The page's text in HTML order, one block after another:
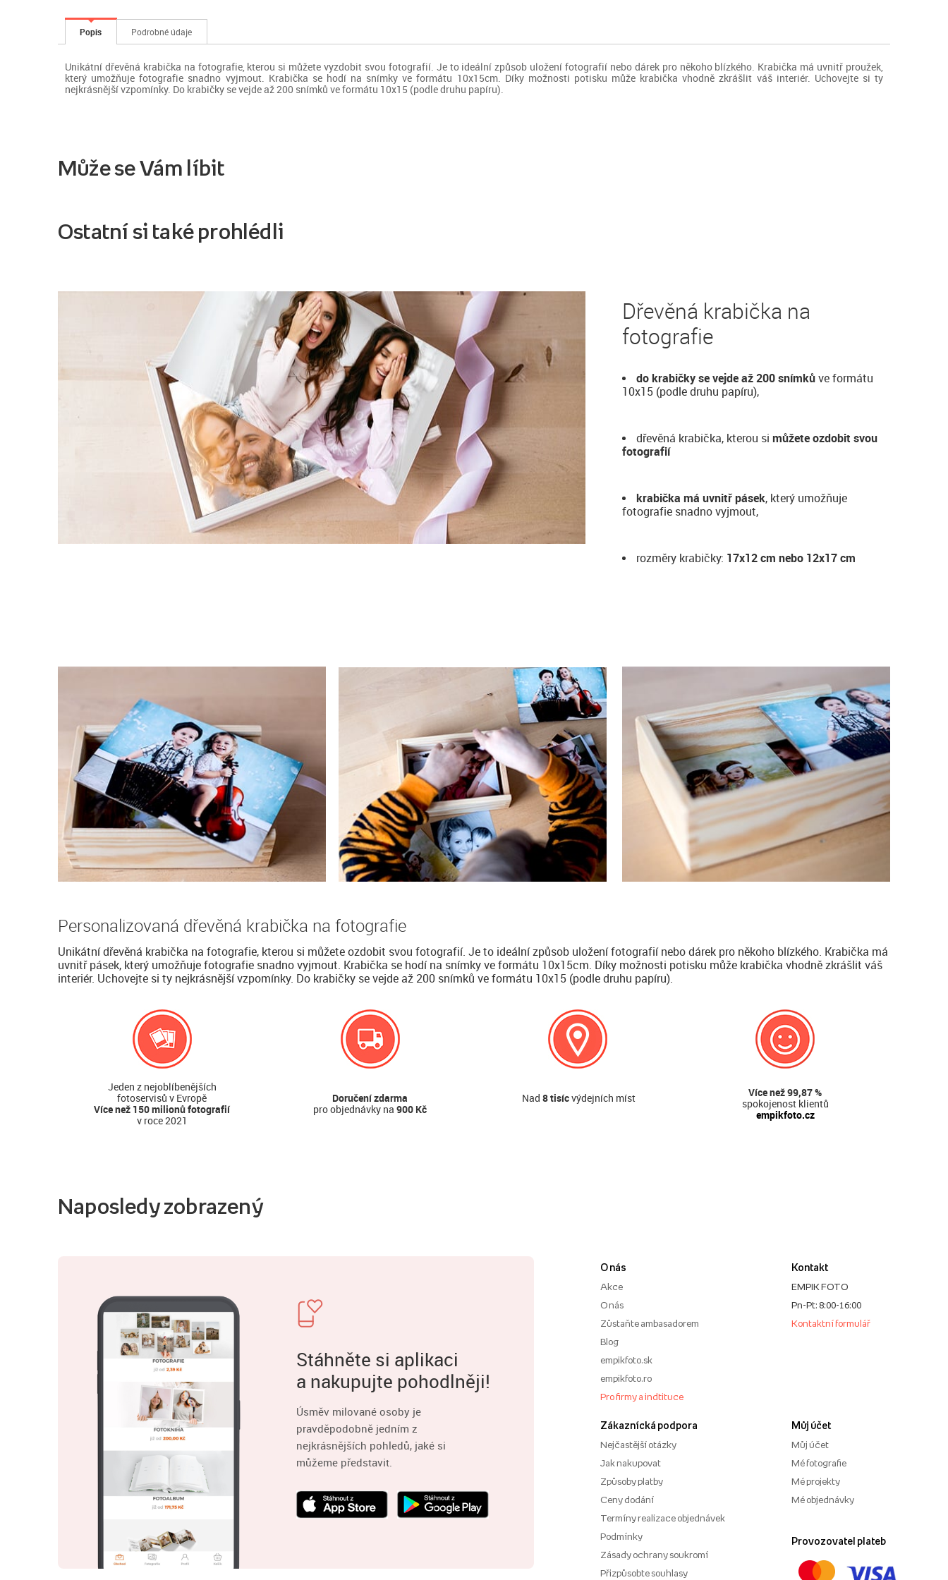
Popis Podrobné údaje
Unikátní dřevěná krabička na fotografie, kterou si můžete vyzdobit svou fotografií. Je to ideální způsob uložení fotografií nebo dárek pro někoho blízkého. Krabička má uvnitř proužek,
který umožňuje fotografie snadno vyjmout. Krabička se hodí na snímky ve formátu 10x15cm. Díky možnosti potisku může krabička vhodně zkrášlit váš interiér. Uchovejte si ty
nejkrásnější vzpomínky. Do krabičky se vejde až 200 snímků ve formátu 10x15 (podle druhu papíru).
Může se Vám líbit
Ostatní si také prohlédli
Dřevěná krabička na
fotografie
do krabičky se vejde až 200 snímkůve formátu
10x15 (podle druhu papíru),
dřevěná krabička, kterou si můžete ozdobit svou
fotografií
krabička má uvnitř pásek, který umožňuje
fotografie snadno vyjmout,
rozměry krabičky: 17x12 cm nebo 12x17 cm
Personalizovaná dřevěná krabička na fotografie
Unikátní dřevěná krabička na fotografie, kterou si můžete ozdobit svou fotografií. Je to ideální způsob uložení fotografií nebo dárek pro někoho blízkého. Krabička má
uvnitř pásek, který umožňuje fotografie snadno vyjmout. Krabička se hodí na snímky ve formátu 10x15cm. Díky možnosti potisku může krabička vhodně zkrášlit váš
interiér. Uchovejte si ty nejkrásnější vzpomínky. Do krabičky se vejde až 200 snímků ve formátu 10x15 (podle druhu papíru).
Jeden z nejoblíbenějších
fotoservisů v Evropě
Více než 150 milionů fotografií
v roce 2021
Doručení zdarma
pro objednávky na 900 Kč
Nad 8 tisícvýdejních míst
Více než 99,87 %
spokojenost klientů
empikfoto.cz
Naposledy zobrazený
Stáhněte si aplikaci
a nakupujte pohodlněji!
Úsměv milované osoby je
pravděpodobně jedním z
nejkrásnějších pohledů, jaké si
můžeme představit.
O nás
Akce
O nás
Zůstaňte ambasadorem
Blog
empikfoto.sk
empikfoto.ro
Pro firmy a indtituce
Zákaznícká podpora
Nejčastější otázky
Jak nakupovat
Způsoby platby
Ceny dodání
Termíny realizace objednávek
Podmínky
Zásady ochrany soukromí
Přizpůsobte souhlasy
Kontakt
EMPIK FOTO
Pn-Pt: 8:00-16:00
Kontaktní formulář
Můj účet
Můj účet
Mé fotografie
Mé projekty
Mé objednávky
Provozovatel plateb